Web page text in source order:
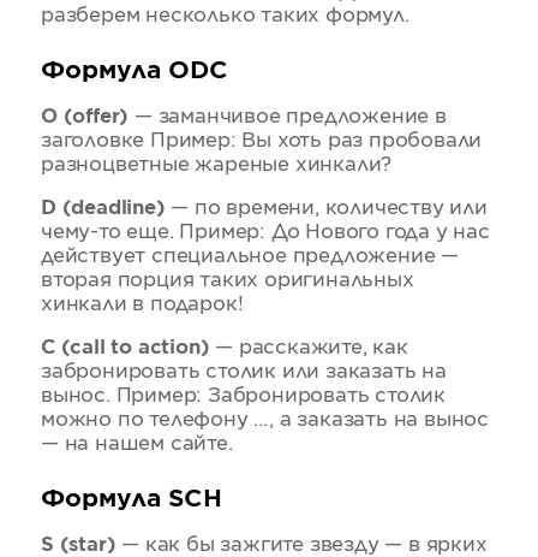
разберем несколько таких формул.
Формула ODС
O (offer) — заманчивое предложение в
заголовке Пример: Вы хоть раз пробовали
разноцветные жареные хинкали?
D (deadline) — по времени, количеству или
чему-то еще. Пример: До Нового года у нас
действует специальное предложение —
вторая порция таких оригинальных
хинкали в подарок!
С (call to action) — расскажите, как
забронировать столик или заказать на
вынос. Пример: Забронировать столик
можно по телефону …, а заказать на вынос
— на нашем сайте.
Формула SCH
S (star) — как бы зажгите звезду — в ярких